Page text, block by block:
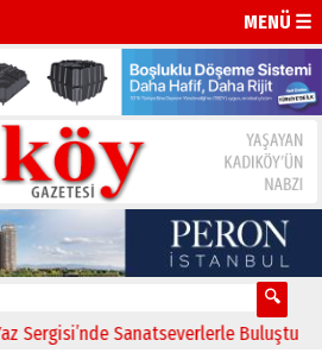
MENÜ ☰
Sanatseverlerle Buluştu